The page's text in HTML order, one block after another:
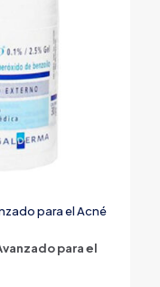
para el Acné
para el